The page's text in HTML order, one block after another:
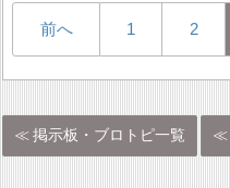
前へ 1 2
掲示板・ブロトピ一覧